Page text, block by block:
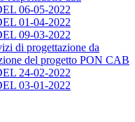
06-05-2022
01-04-2022
09-03-2022
di progettazione da
del progetto PON CAB
24-02-2022
03-01-2022